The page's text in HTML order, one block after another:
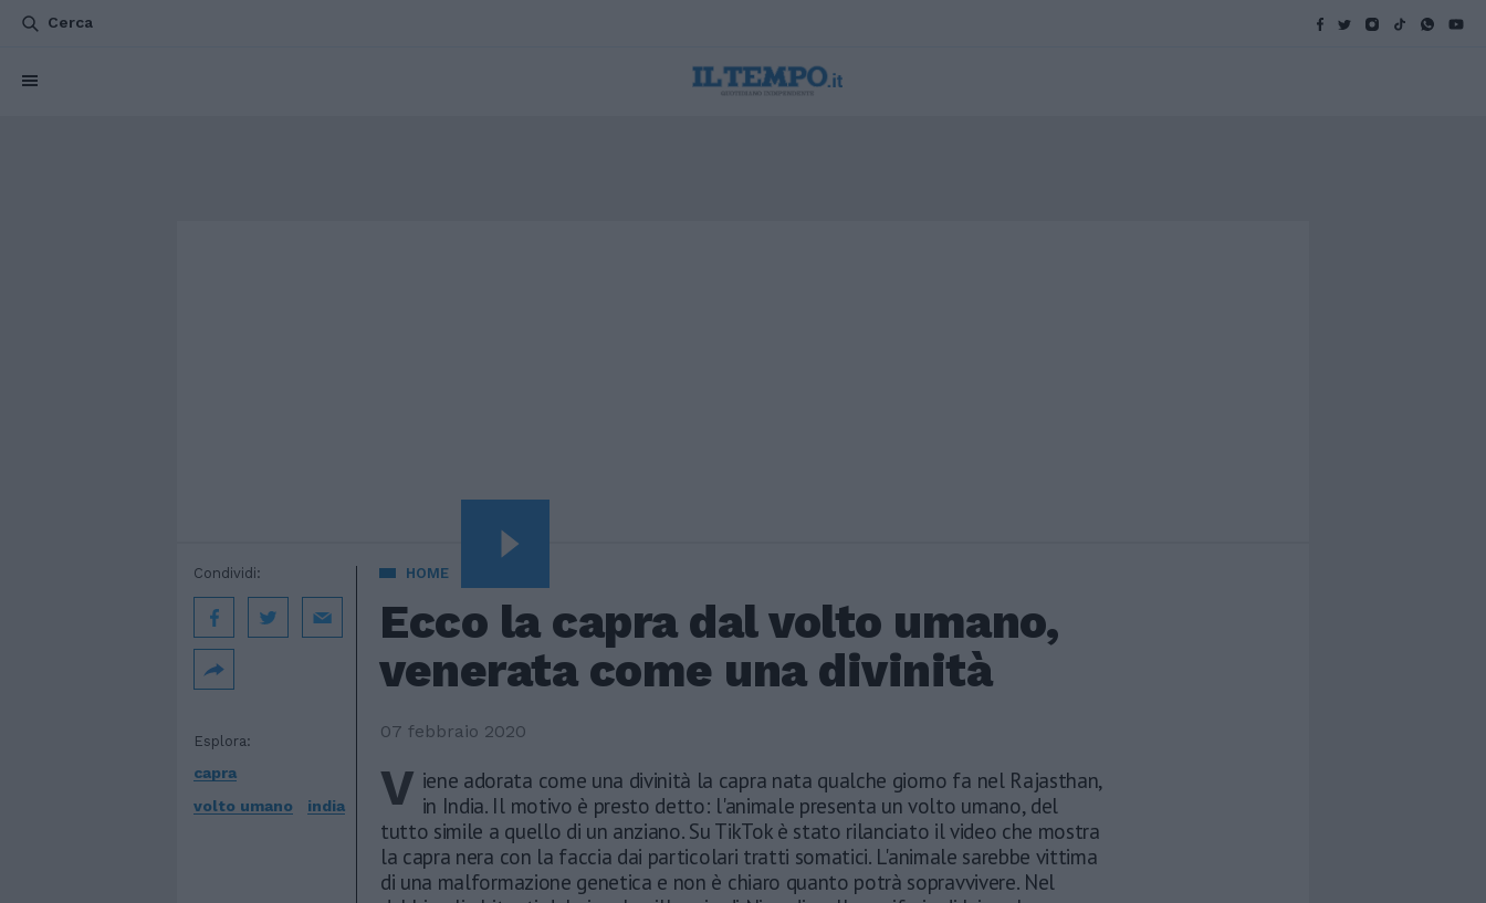
Cerca
Vecchio dall'ex
compagna in ospedale.
Le dichiarazioni ai
giornalisti
Pozzuoli
Rudy Giuliani a Come
States? Trump, Meloni
e la strategia
americana
HOME
Ecco la capra dal volto umano,
venerata come una divinità
07 febbraio 2020
Esplora:
capra
volto umano
india
Condividi:
V iene adorata come una divinità la capra nata qualche giorno fa nel Rajasthan,
in India. Il motivo è presto detto: l'animale presenta un volto umano, del
tutto simile a quello di un anziano. Su TikTok è stato rilanciato il video che mostra
la capra nera con la faccia dai particolari tratti somatici. L'animale sarebbe vittima
di una malformazione genetica e non è chiaro quanto potrà sopravvivere. Nel